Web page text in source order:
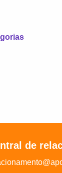
de